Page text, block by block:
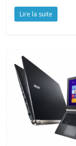
Lire la suite